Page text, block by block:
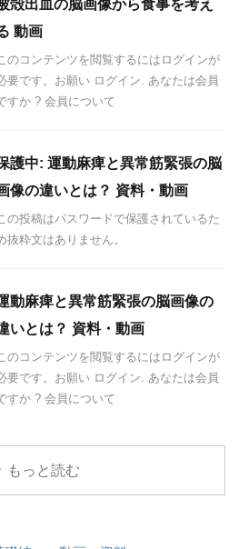
殻出血の脳画像から食事を考え
動画
のコンテンツを閲覧するにはログインが
要です。お願い ログイン. あなたは会員
すか ? 会員について
護中: 運動麻痺と異常筋緊張の脳
像の違いとは？ 資料・動画
の投稿はパスワードで保護されているた
抜粋文はありません。
動麻痺と異常筋緊張の脳画像の
いとは？ 資料・動画
のコンテンツを閲覧するにはログインが
要です。お願い ログイン. あなたは会員
すか ? 会員について
もっと読む